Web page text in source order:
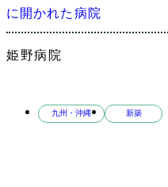
に開かれた病院
姫野病院
九州・沖縄 新築